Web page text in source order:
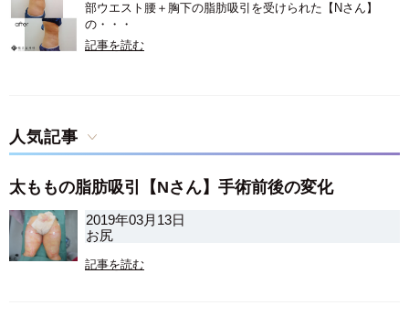
部ウエスト腰＋胸下の脂肪吸引を受けられた【Nさん】
の・・・
記事を読む
人気記事
太ももの脂肪吸引【Nさん】手術前後の変化
2019年03月13日
お尻
記事を読む